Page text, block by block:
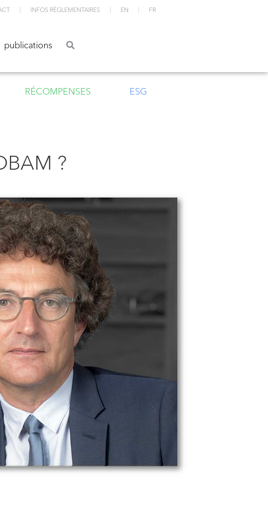
INFOS RÈGLEMENTAIRES EN FR
publications
RÉCOMPENSES ESG
?